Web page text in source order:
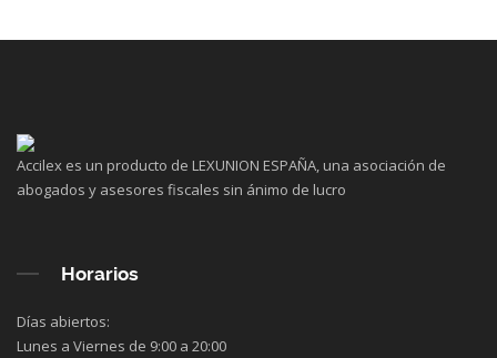
Accilex es un producto de LEXUNION ESPAÑA, una asociación de
abogados y asesores fiscales sin ánimo de lucro
Horarios
Días abiertos:
Lunes a Viernes de 9:00 a 20:00